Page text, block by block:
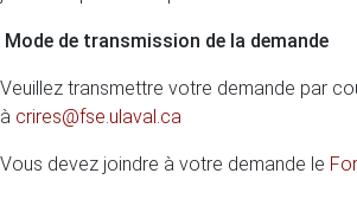
Mode de transmission de la demande
Veuillez transmettre votre demande par
à crires@fse.ulaval.ca
Vous devez joindre à votre demande le